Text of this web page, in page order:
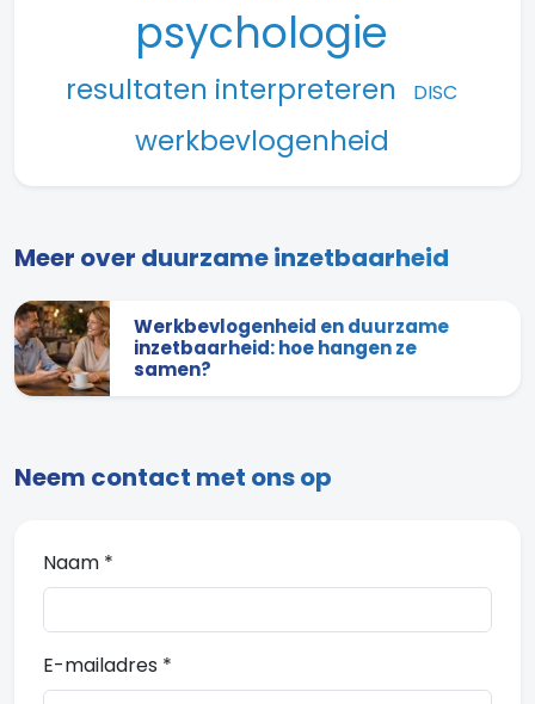
psychologie
resultaten interpreteren DISC
werkbevlogenheid
Meer over duurzame inzetbaarheid
Werkbevlogenheid en duurzame
inzetbaarheid: hoe hangen ze
samen?
Neem contact met ons op
Naam *
E-mailadres *